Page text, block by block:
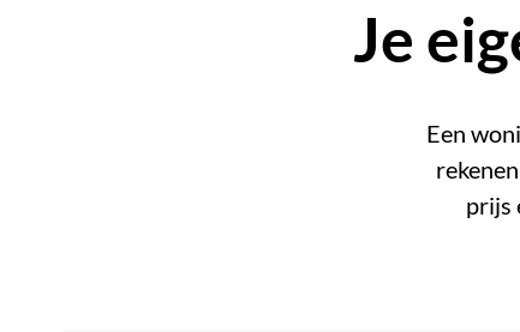
Je
Een
prijs